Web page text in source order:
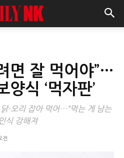
면 잘 먹어야”…
식 ‘먹자판’
·오리 잡아 먹어…“먹는 게 남는
식 강해져
전